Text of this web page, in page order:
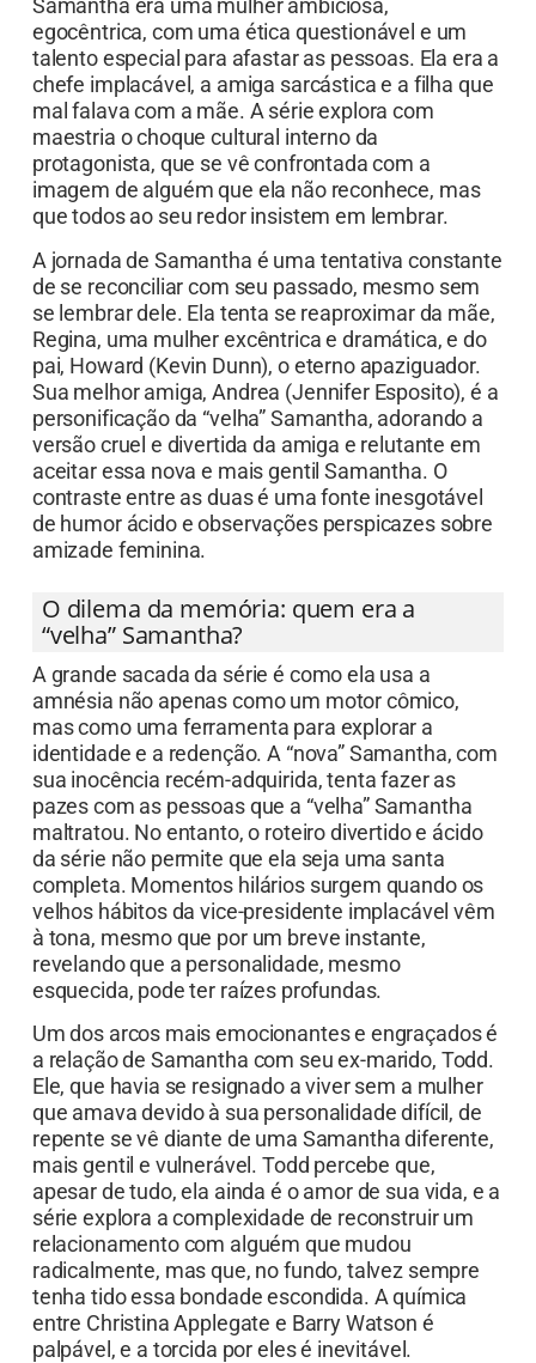
Samantha era uma mulher ambiciosa,
egocêntrica, com uma ética questionável e um
talento especial para afastar as pessoas. Ela era a
chefe implacável, a amiga sarcástica e a filha que
mal falava com a mãe. A série explora com
maestria o choque cultural interno da
protagonista, que se vê confrontada com a
imagem de alguém que ela não reconhece, mas
que todos ao seu redor insistem em lembrar.
A jornada de Samantha é uma tentativa constante
de se reconciliar com seu passado, mesmo sem
se lembrar dele. Ela tenta se reaproximar da mãe,
Regina, uma mulher excêntrica e dramática, e do
pai, Howard (Kevin Dunn), o eterno apaziguador.
Sua melhor amiga, Andrea (Jennifer Esposito), é a
personificação da “velha” Samantha, adorando a
versão cruel e divertida da amiga e relutante em
aceitar essa nova e mais gentil Samantha. O
contraste entre as duas é uma fonte inesgotável
de humor ácido e observações perspicazes sobre
amizade feminina.
O dilema da memória: quem era a
“velha” Samantha?
A grande sacada da série é como ela usa a
amnésia não apenas como um motor cômico,
mas como uma ferramenta para explorar a
identidade e a redenção. A “nova” Samantha, com
sua inocência recém-adquirida, tenta fazer as
pazes com as pessoas que a “velha” Samantha
maltratou. No entanto, o roteiro divertido e ácido
da série não permite que ela seja uma santa
completa. Momentos hilários surgem quando os
velhos hábitos da vice-presidente implacável vêm
à tona, mesmo que por um breve instante,
revelando que a personalidade, mesmo
esquecida, pode ter raízes profundas.
Um dos arcos mais emocionantes e engraçados é
a relação de Samantha com seu ex-marido, Todd.
Ele, que havia se resignado a viver sem a mulher
que amava devido à sua personalidade difícil, de
repente se vê diante de uma Samantha diferente,
mais gentil e vulnerável. Todd percebe que,
apesar de tudo, ela ainda é o amor de sua vida, e a
série explora a complexidade de reconstruir um
relacionamento com alguém que mudou
radicalmente, mas que, no fundo, talvez sempre
tenha tido essa bondade escondida. A química
entre Christina Applegate e Barry Watson é
palpável, e a torcida por eles é inevitável.